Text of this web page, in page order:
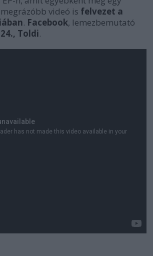
videó is felvezet a
. Facebook, lemezbemutató
Toldi.